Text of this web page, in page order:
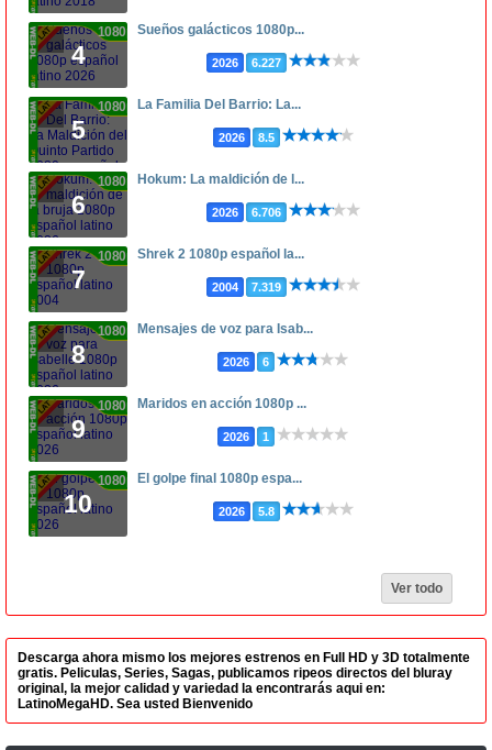
4
1080p Sueños galácticos 1080p...
2026 6.227
5
1080p La Familia Del Barrio: La...
2026 8.5
6
1080p Hokum: La maldición de l...
2026 6.706
7
1080p Shrek 2 1080p español la...
2004 7.319
8
1080p Mensajes de voz para Isab...
2026 6
9
1080p Maridos en acción 1080p ...
2026 1
10
1080p El golpe final 1080p espa...
2026 5.8
Ver todo
Descarga ahora mismo los mejores estrenos en Full HD y 3D totalmente
gratis. Peliculas, Series, Sagas, publicamos ripeos directos del bluray
original, la mejor calidad y variedad la encontrarás aqui en:
LatinoMegaHD. Sea usted Bienvenido